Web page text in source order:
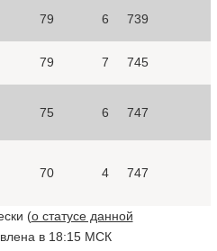
79 6 739
79 7 745
75 6 747
70 4 747
(о статусе данной
в 18:15 МСК